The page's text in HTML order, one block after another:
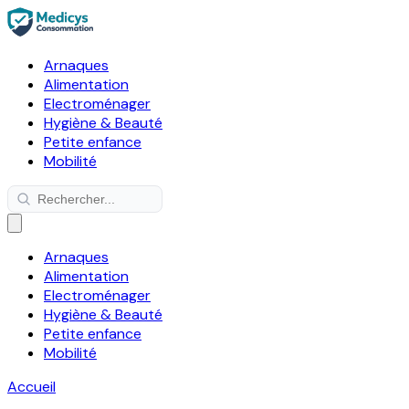
Arnaques
Alimentation
Electroménager
Hygiène & Beauté
Petite enfance
Mobilité
Arnaques
Alimentation
Electroménager
Hygiène & Beauté
Petite enfance
Mobilité
Accueil